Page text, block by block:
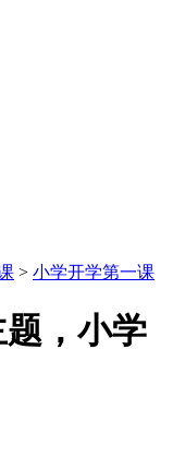
> 小学开学第一课
，小学